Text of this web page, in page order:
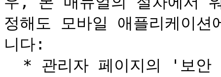
정해도 모바일 애플리케이
니다: